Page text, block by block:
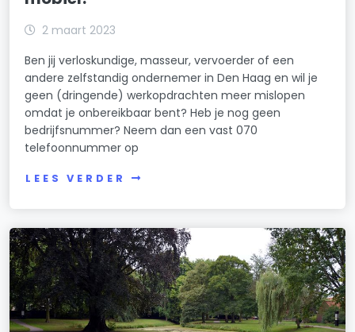
2 maart 2023
Ben jij verloskundige, masseur, vervoerder of een
andere zelfstandig ondernemer in Den Haag en wil je
geen (dringende) werkopdrachten meer mislopen
omdat je onbereikbaar bent? Heb je nog geen
bedrijfsnummer? Neem dan een vast 070
telefoonnummer op
LEES VERDER